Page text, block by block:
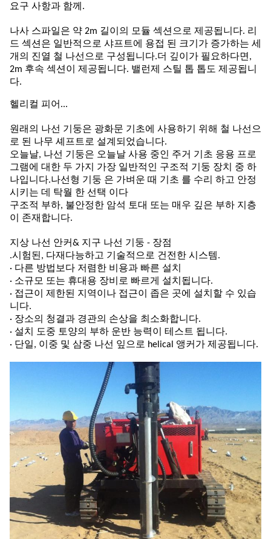
요구 사항과 함께.
나사 스파일은 약 2m 길이의 모듈 섹션으로 제공됩니다. 리
드 섹션은 일반적으로 샤프트에 용접 된 크기가 증가하는 세
개의 진열 철 나선으로 구성됩니다.더 깊이가 필요하다면,
2m 후속 섹션이 제공됩니다. 밸런제 스틸 톱 톱도 제공됩니
다.
헬리컬 피어...
원래의 나선 기둥은 광화문 기초에 사용하기 위해 철 나선으
로 된 나무 셰프트로 설계되었습니다.
오늘날, 나선 기둥은 오늘날 사용 중인 주거 기초 응용 프로
그램에 대한 두 가지 가장 일반적인 구조적 기둥 장치 중 하
나입니다.나선형 기둥 은 가벼운 때 기초 를 수리 하고 안정
시키는 데 탁월 한 선택 이다
구조적 부하, 불안정한 암석 토대 또는 매우 깊은 부하 지층
이 존재합니다.
지상 나선 안커& 지구 나선 기둥 - 장점
.시험된, 다재다능하고 기술적으로 건전한 시스템.
· 다른 방법보다 저렴한 비용과 빠른 설치
· 소규모 또는 휴대용 장비로 빠르게 설치됩니다.
· 접근이 제한된 지역이나 접근이 좁은 곳에 설치할 수 있습
니다.
· 장소의 청결과 경관의 손상을 최소화합니다.
· 설치 도중 토양의 부하 운반 능력이 테스트 됩니다.
· 단일, 이중 및 삼중 나선 잎으로 helical 앵커가 제공됩니다.